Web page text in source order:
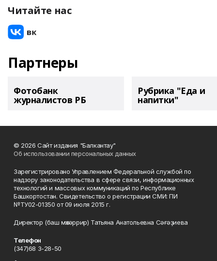
Читайте нас
Партнеры
Фотобанк
журналистов РБ
Рубрика "Еда и
напитки"
© 2026 Сайт издания "Балкантау"
Об использовании персональных данных
Зарегистрировано Управлением Федеральной службой по
надзору законодательства в сфере связи, информационных
технологий и массовых коммуникаций по Республике
Башкортостан. Свидетельство о регистрации СМИ: ПИ
№ТУ02-01350 от 09 июля 2015 г.
Директор (баш мөхәррир) Татьяна Анатольевна Сәғәҙиева
Телефон
(347)68 3-28-50